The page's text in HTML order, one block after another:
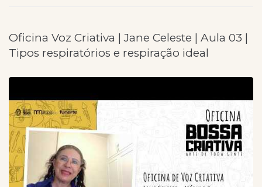
Oficina Voz Criativa | Jane Celeste | Aula 03 |
Tipos respiratórios e respiração ideal